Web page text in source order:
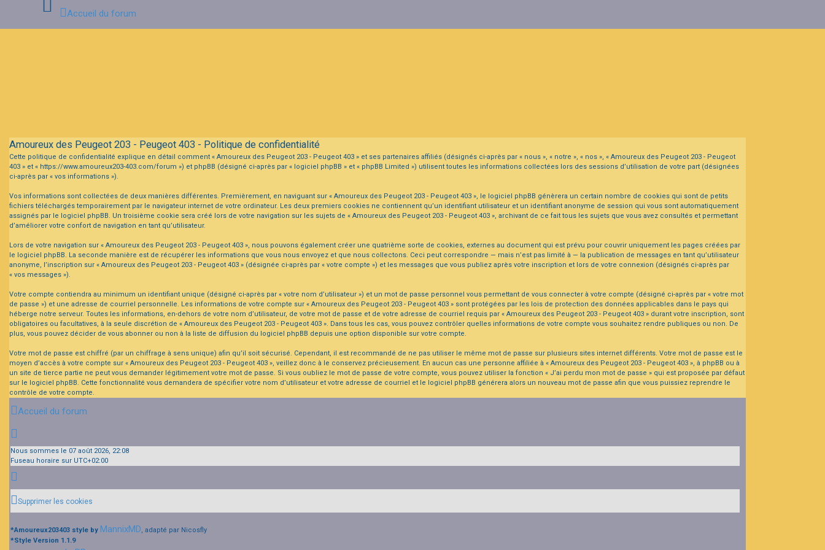
Accueil du forum
Amoureux des Peugeot 203 - Peugeot 403 - Politique de confidentialité
Cette politique de confidentialité explique en détail comment « Amoureux des Peugeot 203 - Peugeot 403 » et ses partenaires affiliés (désignés ci-après par « nous », « notre », « nos », « Amoureux des Peugeot 203 - Peugeot
403 » et « https://www.amoureux203-403.com/forum ») et phpBB (désigné ci-après par « logiciel phpBB » et « phpBB Limited ») utilisent toutes les informations collectées lors des sessions d’utilisation de votre part (désignées
ci-après par « vos informations »).
Vos informations sont collectées de deux manières différentes. Premièrement, en naviguant sur « Amoureux des Peugeot 203 - Peugeot 403 », le logiciel phpBB génèrera un certain nombre de cookies qui sont de petits
fichiers téléchargés temporairement par le navigateur internet de votre ordinateur. Les deux premiers cookies ne contiennent qu’un identifiant utilisateur et un identifiant anonyme de session qui vous sont automatiquement
assignés par le logiciel phpBB. Un troisième cookie sera créé lors de votre navigation sur les sujets de « Amoureux des Peugeot 203 - Peugeot 403 », archivant de ce fait tous les sujets que vous avez consultés et permettant
d’améliorer votre confort de navigation en tant qu’utilisateur.
Lors de votre navigation sur « Amoureux des Peugeot 203 - Peugeot 403 », nous pouvons également créer une quatrième sorte de cookies, externes au document qui est prévu pour couvrir uniquement les pages créées par
le logiciel phpBB. La seconde manière est de récupérer les informations que vous nous envoyez et que nous collectons. Ceci peut correspondre — mais n’est pas limité à — la publication de messages en tant qu’utilisateur
anonyme, l’inscription sur « Amoureux des Peugeot 203 - Peugeot 403 » (désignée ci-après par « votre compte ») et les messages que vous publiez après votre inscription et lors de votre connexion (désignés ci-après par
« vos messages »).
Votre compte contiendra au minimum un identifiant unique (désigné ci-après par « votre nom d’utilisateur ») et un mot de passe personnel vous permettant de vous connecter à votre compte (désigné ci-après par « votre mot
de passe ») et une adresse de courriel personnelle. Les informations de votre compte sur « Amoureux des Peugeot 203 - Peugeot 403 » sont protégées par les lois de protection des données applicables dans le pays qui
héberge notre serveur. Toutes les informations, en-dehors de votre nom d’utilisateur, de votre mot de passe et de votre adresse de courriel requis par « Amoureux des Peugeot 203 - Peugeot 403 » durant votre inscription, sont
obligatoires ou facultatives, à la seule discrétion de « Amoureux des Peugeot 203 - Peugeot 403 ». Dans tous les cas, vous pouvez contrôler quelles informations de votre compte vous souhaitez rendre publiques ou non. De
plus, vous pouvez décider de vous abonner ou non à la liste de diffusion du logiciel phpBB depuis une option disponible sur votre compte.
Votre mot de passe est chiffré (par un chiffrage à sens unique) afin qu’il soit sécurisé. Cependant, il est recommandé de ne pas utiliser le même mot de passe sur plusieurs sites internet différents. Votre mot de passe est le
moyen d’accès à votre compte sur « Amoureux des Peugeot 203 - Peugeot 403 », veillez donc à le conservez précieusement. En aucun cas une personne affiliée à « Amoureux des Peugeot 203 - Peugeot 403 », à phpBB ou à
un site de tierce partie ne peut vous demander légitimement votre mot de passe. Si vous oubliez le mot de passe de votre compte, vous pouvez utiliser la fonction « J’ai perdu mon mot de passe » qui est proposée par défaut
sur le logiciel phpBB. Cette fonctionnalité vous demandera de spécifier votre nom d’utilisateur et votre adresse de courriel et le logiciel phpBB générera alors un nouveau mot de passe afin que vous puissiez reprendre le
contrôle de votre compte.
Accueil du forum
Nous sommes le 07 août 2026, 22:08
Fuseau horaire sur UTC+02:00
Supprimer les cookies
*Amoureux203403 style by MannixMD, adapté par Nicosfly
*Style Version 1.1.9